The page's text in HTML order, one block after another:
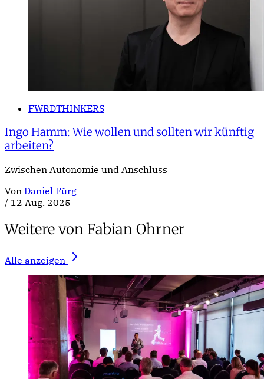
FWRDTHINKERS
Ingo Hamm: Wie wollen und sollten wir künftig
arbeiten?
Zwischen Autonomie und Anschluss
Von Daniel Fürg
/ 12 Aug. 2025
Weitere von Fabian Ohrner
Alle anzeigen